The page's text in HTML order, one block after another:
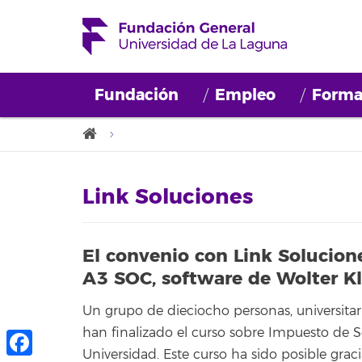
Fundación Empleo
Link Soluciones
El convenio con Link
A3 SOC, software de Wolter
Un grupo de dieciocho personas,
han finalizado el curso sobre Impuesto de
Universidad. Este curso ha sido posible